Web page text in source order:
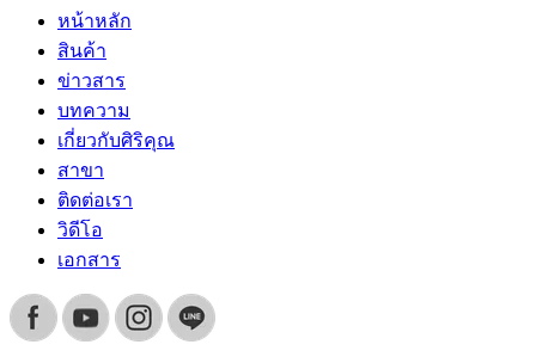
หน้าหลัก
สินค้า
ข่าวสาร
บทความ
เกี่ยวกับศิริคุณ
สาขา
ติดต่อเรา
วิดีโอ
เอกสาร